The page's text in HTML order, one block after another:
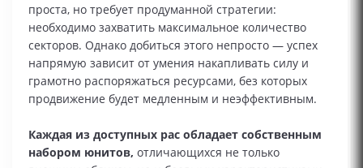
проста, но требует продуманной стратегии:
необходимо захватить максимальное количество
секторов. Однако добиться этого непросто — успех
напрямую зависит от умения накапливать силу и
грамотно распоряжаться ресурсами, без которых
продвижение будет медленным и неэффективным.
Каждая из доступных рас обладает собственным
набором юнитов, отличающихся не только